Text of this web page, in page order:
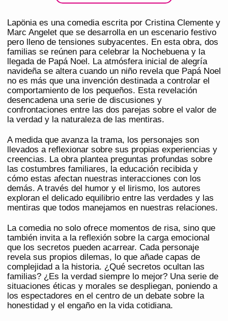
Lapönia es una comedia escrita por Cristina Clemente y
Marc Angelet que se desarrolla en un escenario festivo
pero lleno de tensiones subyacentes. En esta obra, dos
familias se reúnen para celebrar la Nochebuena y la
llegada de Papá Noel. La atmósfera inicial de alegría
navideña se altera cuando un niño revela que Papá Noel
no es más que una invención destinada a controlar el
comportamiento de los pequeños. Esta revelación
desencadena una serie de discusiones y
confrontaciones entre las dos parejas sobre el valor de
la verdad y la naturaleza de las mentiras.
A medida que avanza la trama, los personajes son
llevados a reflexionar sobre sus propias experiencias y
creencias. La obra plantea preguntas profundas sobre
las costumbres familiares, la educación recibida y
cómo estas afectan nuestras interacciones con los
demás. A través del humor y el lirismo, los autores
exploran el delicado equilibrio entre las verdades y las
mentiras que todos manejamos en nuestras relaciones.
La comedia no solo ofrece momentos de risa, sino que
también invita a la reflexión sobre la carga emocional
que los secretos pueden acarrear. Cada personaje
revela sus propios dilemas, lo que añade capas de
complejidad a la historia. ¿Qué secretos ocultan las
familias? ¿Es la verdad siempre lo mejor? Una serie de
situaciones éticas y morales se despliegan, poniendo a
los espectadores en el centro de un debate sobre la
honestidad y el engaño en la vida cotidiana.